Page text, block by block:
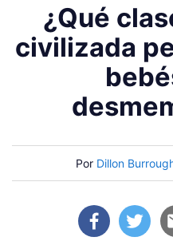
¿Qué
civilizada
Por Dillon